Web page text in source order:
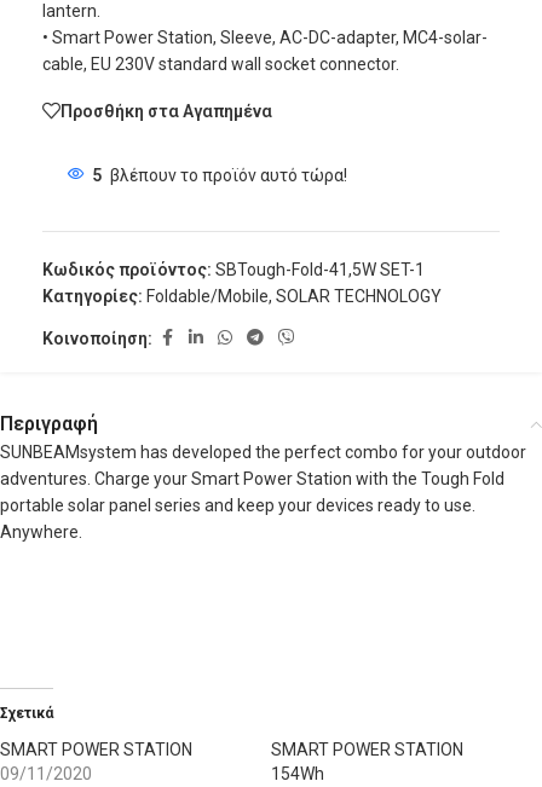
lantern.
• Smart Power Station, Sleeve, AC-DC-adapter, MC4-solar-
cable, EU 230V standard wall socket connector.
Προσθήκη στα Αγαπημένα
5 βλέπουν το προϊόν αυτό τώρα!
Κωδικός προϊόντος: SBTough-Fold-41,5W SET-1
Κατηγορίες: Foldable/Mobile, SOLAR TECHNOLOGY
Κοινοποίηση:
Περιγραφή
SUNBEAMsystem has developed the perfect combo for your outdoor
adventures. Charge your Smart Power Station with the Tough Fold
portable solar panel series and keep your devices ready to use.
Anywhere.
Σχετικά
SMART POWER STATION
09/11/2020
SMART POWER STATION
154Wh